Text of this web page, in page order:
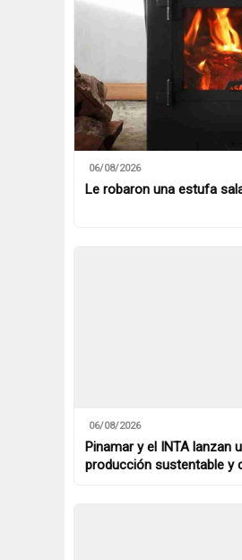
06/08/2026
Le robaron una estufa
06/08/2026
Pinamar y el INTA lanzan
producción sustentable y